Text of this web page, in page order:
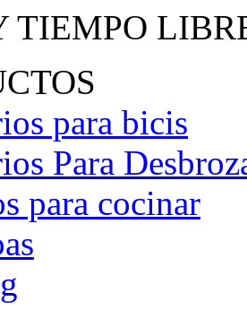
TIEMPO
para bicis
Para
para cocinar